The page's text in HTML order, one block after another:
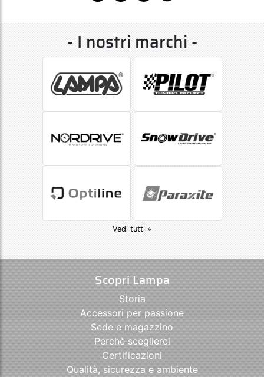
- I nostri marchi -
Vedi tutti »
Scopri Lampa
Storia
Accessori per passione
Sede e magazzino
Perchè sceglierci
Certificazioni
Qualità, sicurezza e ambiente